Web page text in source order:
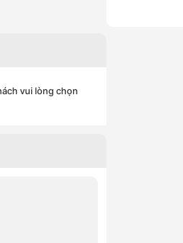
vui lòng chọn